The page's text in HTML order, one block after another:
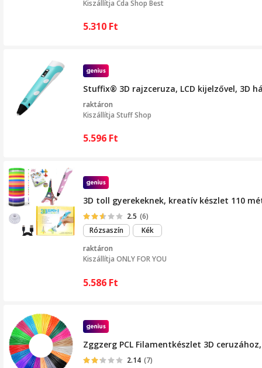
Kiszállítja Cda Shop Best
5.310 Ft
Stuffix® 3D rajzceruza, LCD kijelzővel, 3D
raktáron
Kiszállítja Stuff Shop
5.596 Ft
3D toll gyerekeknek, kreatív készlet 110
2.5 (6)
Rózsaszín
Kék
raktáron
Kiszállítja ONLY FOR YOU
5.586 Ft
Zggzerg PCL Filamentkészlet 3D
2.14 (7)